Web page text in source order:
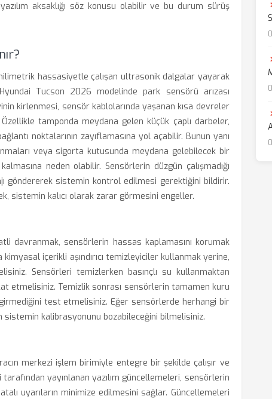
aksaklığı söz konusu olabilir ve bu durum sürüş
hassasiyetle çalışan ultrasonik dalgalar yayarak
Tucson 2026 modelinde park sensörü arızası
kirlenmesi, sensör kablolarında yaşanan kısa devreler
tamponda meydana gelen küçük çaplı darbeler,
noktalarının zayıflamasına yol açabilir. Bunun yanı
veya sigorta kutusunda meydana gelebilecek bir
neden olabilir. Sensörlerin düzgün çalışmadığı
göndererek sistemin kontrol edilmesi gerektiğini bildirir.
sistemin kalıcı olarak zarar görmesini engeller.
davranmak, sensörlerin hassas kaplamasını korumak
içerikli aşındırıcı temizleyiciler kullanmak yerine,
Sensörleri temizlerken basınçlı su kullanmaktan
etmelisiniz. Temizlik sonrası sensörlerin tamamen kuru
test etmelisiniz. Eğer sensörlerde herhangi bir
kalibrasyonunu bozabileceğini bilmelisiniz.
merkezi işlem birimiyle entegre bir şekilde çalışır ve
yayınlanan yazılım güncellemeleri, sensörlerin
uyarıların minimize edilmesini sağlar. Güncellemeleri